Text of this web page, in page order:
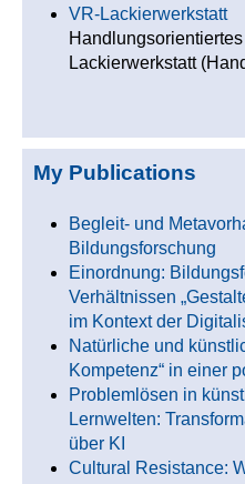
VR-Lackierwerkstatt
Lackierwerkstatt
My Publications
Begleit- und
Bildungsforschung
Einordnung:
Verhältnissen
im Kontext der
Natürliche und
Kompetenz“ in einer
Problemlösen in
Lernwelten:
über KI
Cultural Resistance: